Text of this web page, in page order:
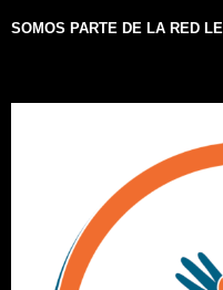
SOMOS PARTE DE LA RED